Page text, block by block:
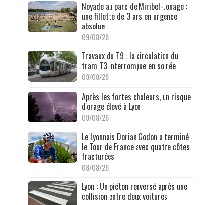
Noyade au parc de Miribel-Jonage :
une fillette de 3 ans en urgence
absolue
09/08/26
Travaux du T9 : la circulation du
tram T3 interrompue en soirée
09/08/26
Après les fortes chaleurs, un risque
d'orage élevé à Lyon
09/08/26
Le Lyonnais Dorian Godon a terminé
le Tour de France avec quatre côtes
fracturées
08/08/26
Lyon : Un piéton renversé après une
collision entre deux voitures